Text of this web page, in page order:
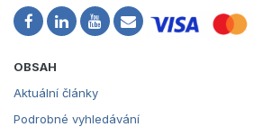
OBSAH
Aktuální články
Podrobné vyhledávání